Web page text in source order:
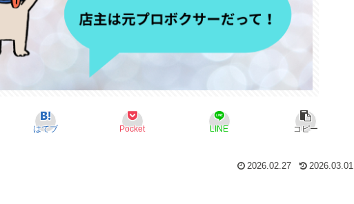
はてブ Pocket LINE コピー
2026.02.27 2026.03.01